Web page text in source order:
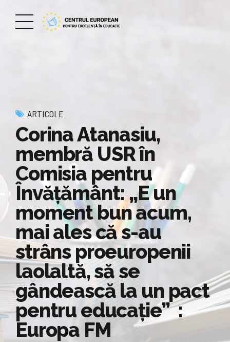
ARTICOLE
Corina Atanasiu,
membră USR în
Comisia pentru
Învățământ: „E un
moment bun acum,
mai ales că s-au
strâns proeuropenii
laolaltă, să se
gândească la un pact
pentru educație” :
Europa FM